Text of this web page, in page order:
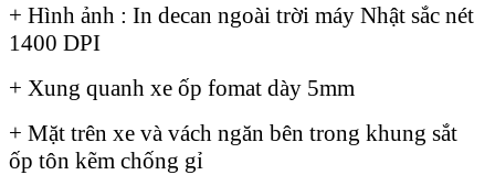
+ Hình ảnh : In decan ngoài trời máy Nhật sắc nét
1400 DPI
+ Xung quanh xe ốp fomat dày 5mm
+ Mặt trên xe và vách ngăn bên trong khung sắt
ốp tôn kẽm chống gỉ